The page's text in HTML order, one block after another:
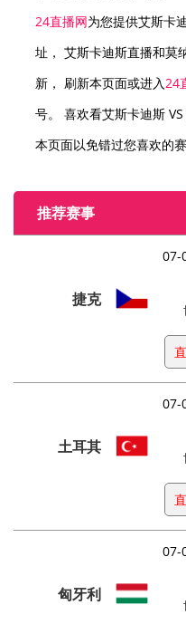
24直播网为您提供艾斯卡
址， 艾斯卡迪斯直播和莫
新， 刷新本页面或进入24
号。 喜欢看艾斯卡迪斯
本页面以免错过您喜欢的赛
推荐赛事
07-
捷克
07-
土耳其
07-
匈牙利